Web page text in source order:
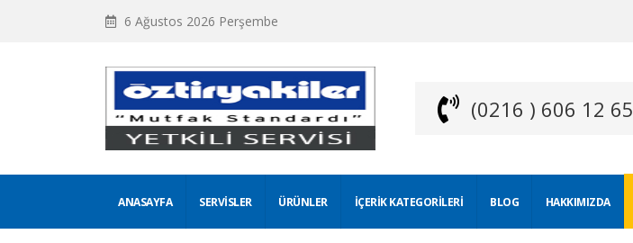
6 Ağustos 2026 Perşembe
(0216 ) 606 12 65
ANASAYFA SERVISLER ÜRÜNLER İÇERIK KATEGORILERI BLOG HAKKIMIZDA